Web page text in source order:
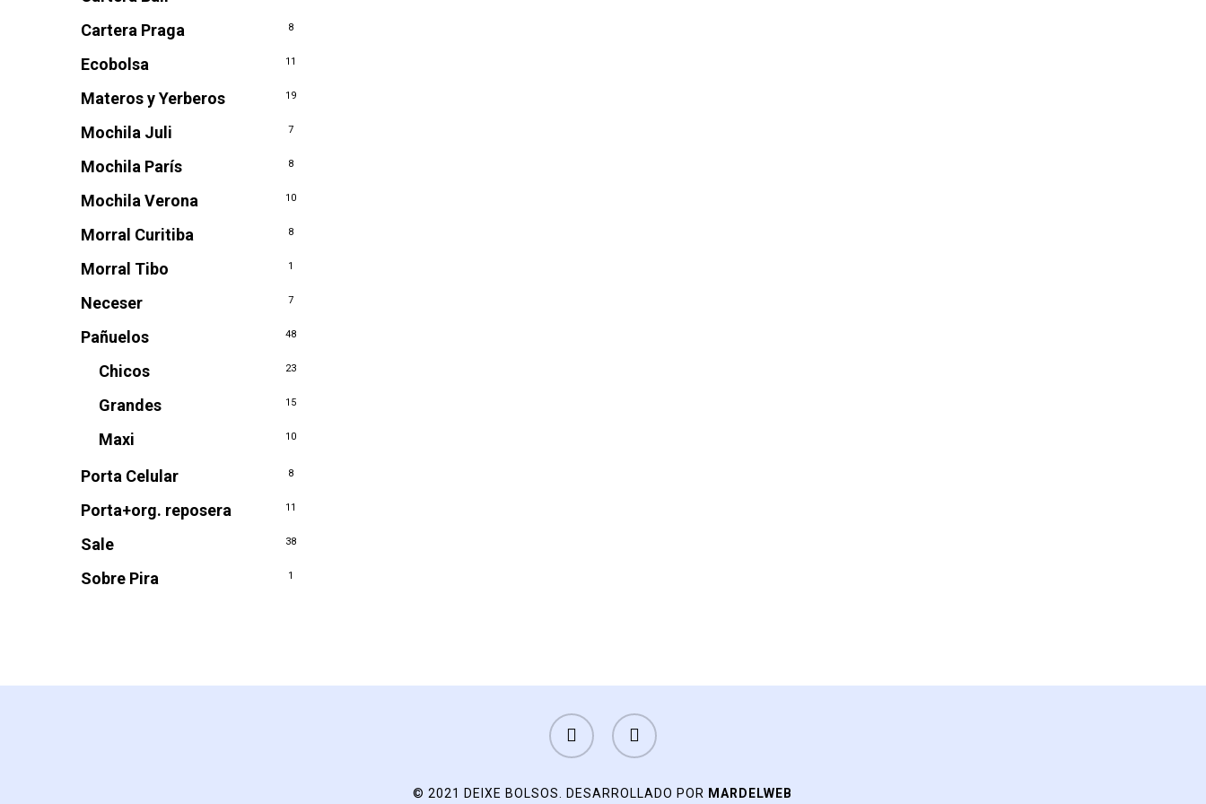
Cartera Praga 8
Ecobolsa 11
Materos y Yerberos 19
Mochila Juli 7
Mochila París 8
Mochila Verona 10
Morral Curitiba 8
Morral Tibo 1
Neceser 7
Pañuelos 48
Chicos 23
Grandes 15
Maxi 10
Porta Celular 8
Porta+org. reposera 11
Sale 38
Sobre Pira 1
FACEBOOKINSTAGRAM
© 2021 DEIXE BOLSOS. DESARROLLADO POR MARDELWEB